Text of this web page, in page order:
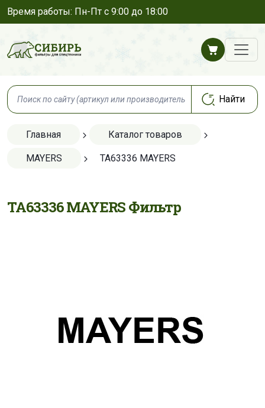
Время работы: Пн-Пт с 9:00 до 18:00
Главная Каталог товаров
MAYERS TA63336 MAYERS
TA63336 MAYERS Фильтр